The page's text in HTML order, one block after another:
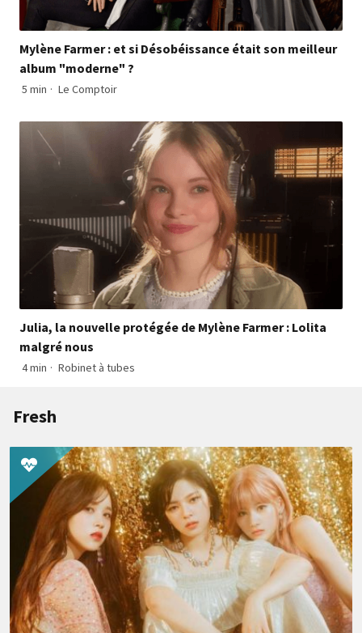
Mylène Farmer : et si Désobéissance était son meilleur
album "moderne" ?
5 min · Le Comptoir
Julia, la nouvelle protégée de Mylène Farmer : Lolita
malgré nous
4 min · Robinet à tubes
Fresh